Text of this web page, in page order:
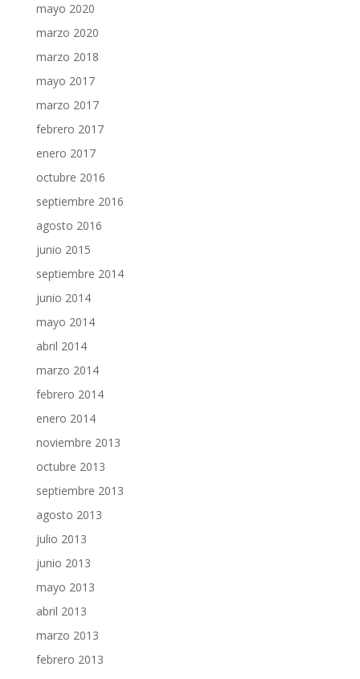
mayo 2020
marzo 2020
marzo 2018
mayo 2017
marzo 2017
febrero 2017
enero 2017
octubre 2016
septiembre 2016
agosto 2016
junio 2015
septiembre 2014
junio 2014
mayo 2014
abril 2014
marzo 2014
febrero 2014
enero 2014
noviembre 2013
octubre 2013
septiembre 2013
agosto 2013
julio 2013
junio 2013
mayo 2013
abril 2013
marzo 2013
febrero 2013